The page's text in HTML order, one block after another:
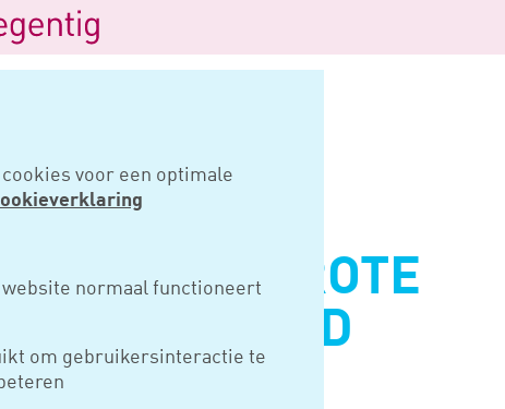
voor een optimale
normaal functioneert
om gebruikersinteractie te
GROTE
GEDAALD